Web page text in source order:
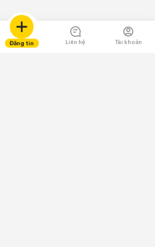
Đăng tin Liên hệ Tài khoản